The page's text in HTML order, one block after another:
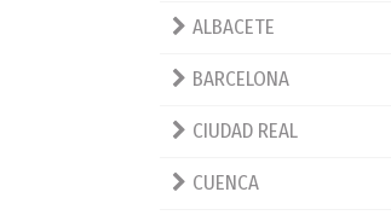
ALBACETE
BARCELONA
CIUDAD REAL
CUENCA